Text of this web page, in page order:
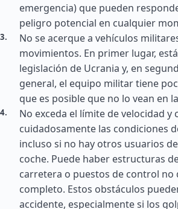
emergencia) que pueden
peligro potencial en cualquier
No se acerque a vehículos
movimientos. En primer lugar,
legislación de Ucrania y, en
general, el equipo militar tiene
que es posible que no lo vean en
No exceda el límite de velocidad y
cuidadosamente las condiciones
incluso si no hay otros usuarios
coche. Puede haber estructuras
carretera o puestos de control no
completo. Estos obstáculos
accidente, especialmente si los